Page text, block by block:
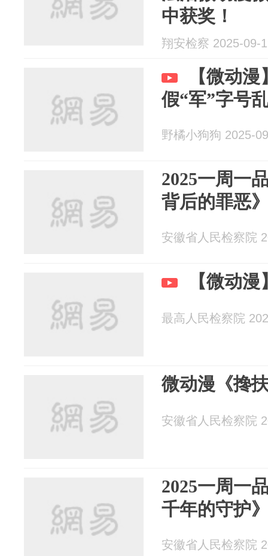
中获奖！
翔安检察 2025-09-
【微动
假“军”字号
野橘小狗狗 2025-
2025一周一
背后的罪恶
安徽省人民检察院
【微动
最高人民检察院
微动漫《搀
安徽省人民检察院
2025一周一
千年的守护
安徽省人民检察院